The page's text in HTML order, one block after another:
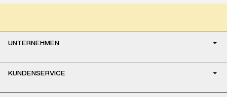
UNTERNEHMEN
KUNDENSERVICE